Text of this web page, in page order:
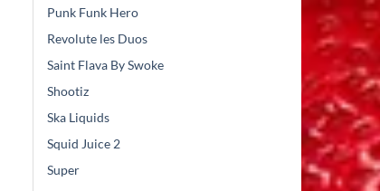
Punk Funk Hero
Revolute les Duos
Saint Flava By Swoke
Shootiz
Ska Liquids
Squid Juice 2
Super